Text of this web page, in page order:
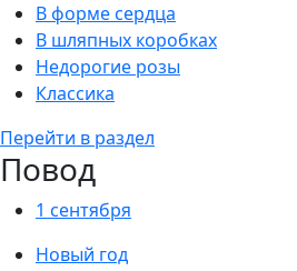
В форме сердца
В шляпных коробках
Недорогие розы
Классика
Перейти в раздел
Повод
1 сентября
Новый год